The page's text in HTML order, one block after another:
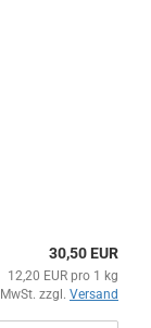
30,50 EUR
12,20 EUR pro 1 kg
zzgl. Versand